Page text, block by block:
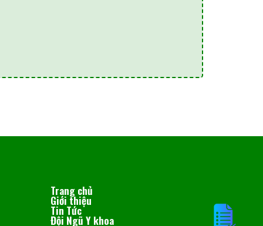
Trang chủ
Giới thiệu
Tin Tức
Đội Ngũ Y khoa